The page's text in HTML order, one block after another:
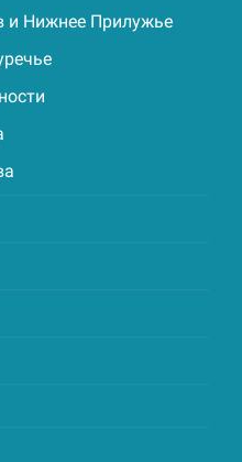
и Нижнее Прилужье